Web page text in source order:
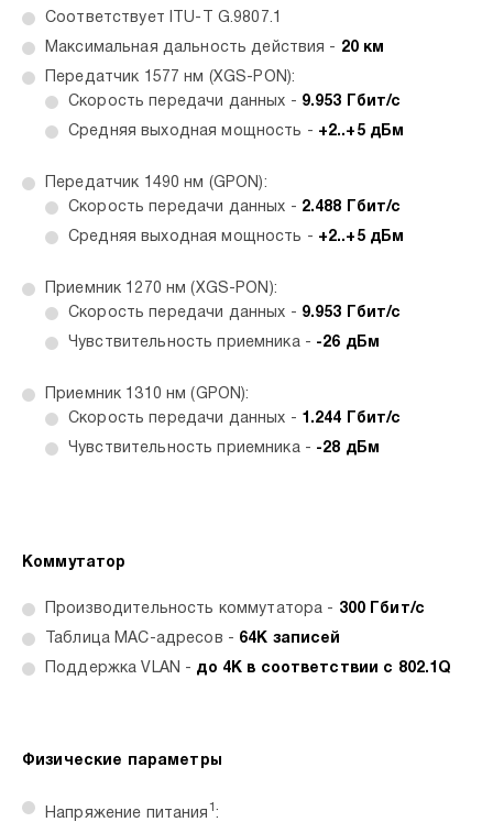
Соответствует ITU-T G.9807.1
Максимальная дальность действия - 20 км
Передатчик 1577 нм (XGS-PON):
Скорость передачи данных - 9.953 Гбит/с
Средняя выходная мощность - +2..+5 дБм
Передатчик 1490 нм (GPON):
Скорость передачи данных - 2.488 Гбит/с
Средняя выходная мощность - +2..+5 дБм
Приемник 1270 нм (XGS-PON):
Скорость передачи данных - 9.953 Гбит/с
Чувствительность приемника - -26 дБм
Приемник 1310 нм (GPON):
Скорость передачи данных - 1.244 Гбит/с
Чувствительность приемника - -28 дБм
Коммутатор
Производительность коммутатора - 300 Гбит/с
Таблица MAC-адресов - 64K записей
Поддержка VLAN - до 4K в соответствии с 802.1Q
Физические параметры
Напряжение питания 1 :